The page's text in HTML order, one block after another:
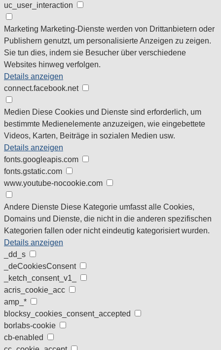
uc_user_interaction
Marketing Marketing-Dienste werden von Drittanbietern oder
Publishern genutzt, um personalisierte Anzeigen zu zeigen.
Sie tun dies, indem sie Besucher über verschiedene
Websites hinweg verfolgen.
Details anzeigen
connect.facebook.net
Medien Diese Cookies und Dienste sind erforderlich, um
bestimmte Medienelemente anzuzeigen, wie eingebettete
Videos, Karten, Beiträge in sozialen Medien usw.
Details anzeigen
fonts.googleapis.com
fonts.gstatic.com
www.youtube-nocookie.com
Andere Dienste Diese Kategorie umfasst alle Cookies,
Domains und Dienste, die nicht in die anderen spezifischen
Kategorien fallen oder nicht eindeutig kategorisiert wurden.
Details anzeigen
_dd_s
_deCookiesConsent
_ketch_consent_v1_
acris_cookie_acc
amp_*
blocksy_cookies_consent_accepted
borlabs-cookie
cb-enabled